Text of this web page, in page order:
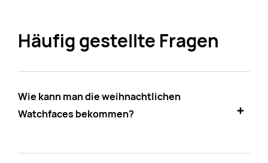
Häufig gestellte Fragen
Wie kann man die weihnachtlichen
Watchfaces bekommen?